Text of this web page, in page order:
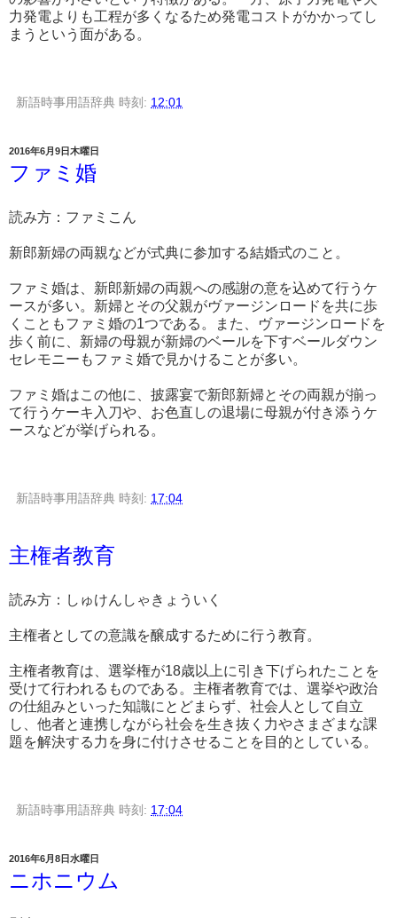
力発電よりも工程が多くなるため発電コストがかかってし
まうという面がある。
新語時事用語辞典 時刻: 12:01
2016年6月9日木曜日
ファミ婚
読み方：ファミこん
新郎新婦の両親などが式典に参加する結婚式のこと。
ファミ婚は、新郎新婦の両親への感謝の意を込めて行うケ
ースが多い。新婦とその父親がヴァージンロードを共に歩
くこともファミ婚の1つである。また、ヴァージンロードを
歩く前に、新婦の母親が新婦のベールを下すベールダウン
セレモニーもファミ婚で見かけることが多い。
ファミ婚はこの他に、披露宴で新郎新婦とその両親が揃っ
て行うケーキ入刀や、お色直しの退場に母親が付き添うケ
ースなどが挙げられる。
新語時事用語辞典 時刻: 17:04
主権者教育
読み方：しゅけんしゃきょういく
主権者としての意識を醸成するために行う教育。
主権者教育は、選挙権が18歳以上に引き下げられたことを
受けて行われるものである。主権者教育では、選挙や政治
の仕組みといった知識にとどまらず、社会人として自立
し、他者と連携しながら社会を生き抜く力やさまざまな課
題を解決する力を身に付けさせることを目的としている。
新語時事用語辞典 時刻: 17:04
2016年6月8日水曜日
ニホニウム